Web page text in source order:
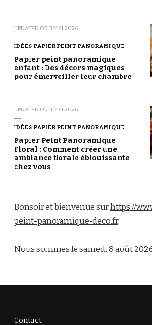
UPDATED ON 3 MAI 2026
IDÉES PAPIER PEINT PANORAMIQUE
Papier peint panoramique
enfant : Des décors magiques
pour émerveiller leur chambre
UPDATED ON 3 MAI 2026
IDÉES PAPIER PEINT PANORAMIQUE
Papier Peint Panoramique
Floral : Comment créer une
ambiance florale éblouissante
chez vous
Bonsoir et bienvenue surhttps://
peint-panoramique-deco.fr.
Nous sommes le samedi 8 août
Contact